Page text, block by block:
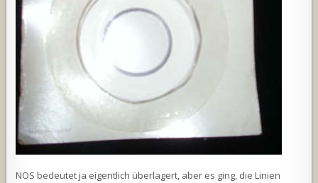
NOS bedeutet ja eigentlich überlagert, aber es ging, die Linien